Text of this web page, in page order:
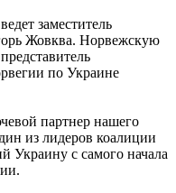
заместитель
Жовква. Норвежскую
по Украине
партнер нашего
из лидеров коалиции
Украину с самого начала